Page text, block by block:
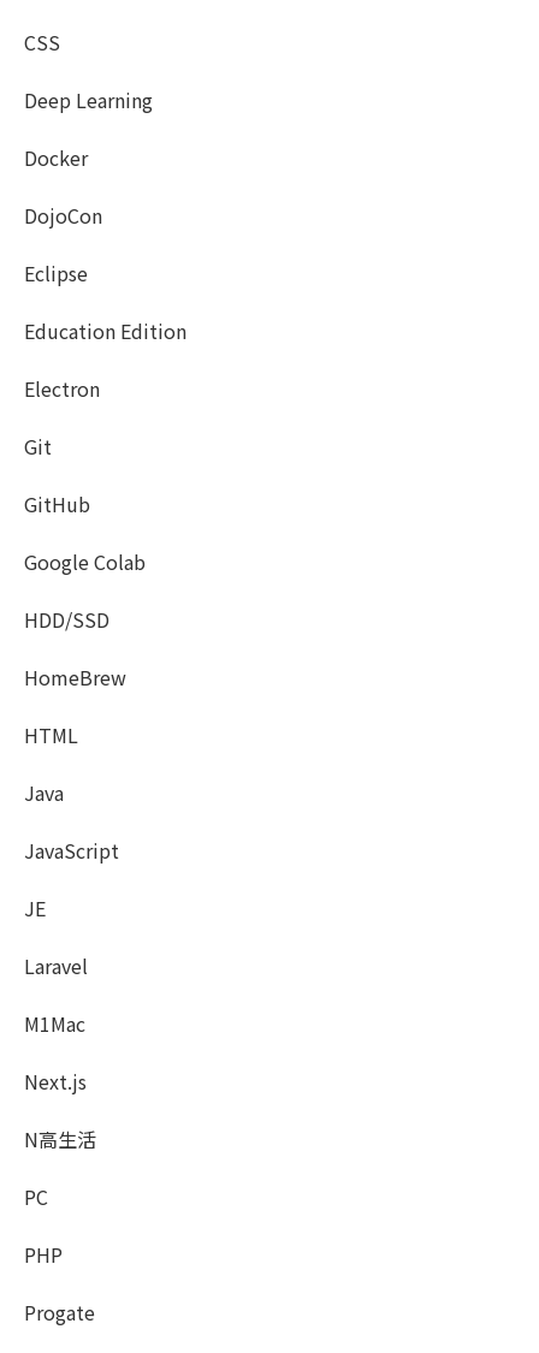
CSS
Deep Learning
Docker
DojoCon
Eclipse
Education Edition
Electron
Git
GitHub
Google Colab
HDD/SSD
HomeBrew
HTML
Java
JavaScript
JE
Laravel
M1Mac
Next.js
N高生活
PC
PHP
Progate